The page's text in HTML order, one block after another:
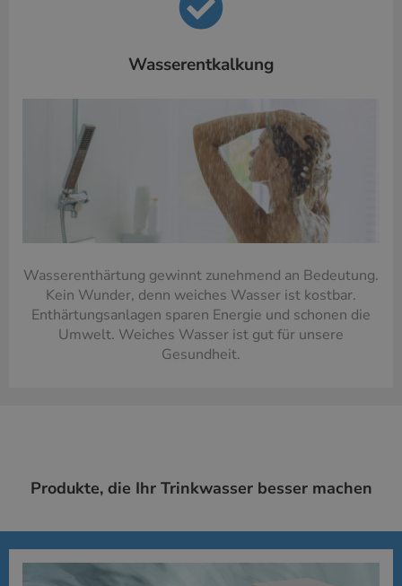
Wasserentkalkung
Wasserenthärtung gewinnt zunehmend an Bedeutung.
Kein Wunder, denn weiches Wasser ist kostbar.
Enthärtungsanlagen sparen Energie und schonen die
Umwelt. Weiches Wasser ist gut für unsere
Gesundheit.
Produkte, die Ihr Trinkwasser besser machen